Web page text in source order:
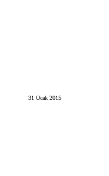
31 Ocak 2015